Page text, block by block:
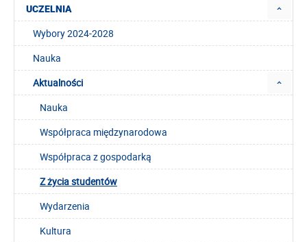
UCZELNIA
Wybory 2024-2028
Nauka
Aktualności
Nauka
Współpraca międzynarodowa
Współpraca z gospodarką
Z życia studentów
Wydarzenia
Kultura